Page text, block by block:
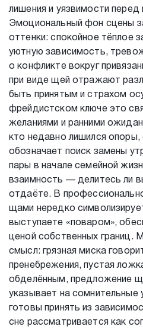
лишения и уязвимости
Эмоциональный фон сцены
оттенки: спокойное тёплое
уютную зависимость,
о конфликте вокруг
при виде щей отражают
быть принятым и страхом
фрейдистском ключе это
желаниями и ранними
кто недавно лишился
обозначает поиск замены
пары в начале семейной
взаимность — делитесь ли
отдаёте. В
щами нередко
выступаете «поваром»,
ценой собственных границ.
смысл: грязная миска
пренебрежения, пустая
обделённым, предложение
указывает на сомнительные
готовы принять из
сне рассматривается как